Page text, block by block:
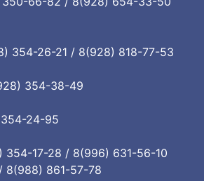
354-26-21 / 8(928) 818-77-53
354-38-49
24-95
354-17-28 / 8(996) 631-56-10
861-57-78